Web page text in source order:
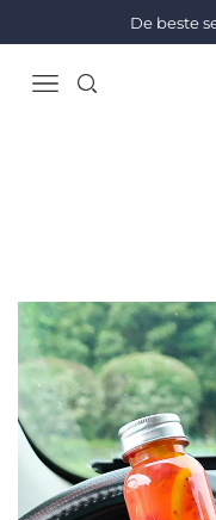
De beste